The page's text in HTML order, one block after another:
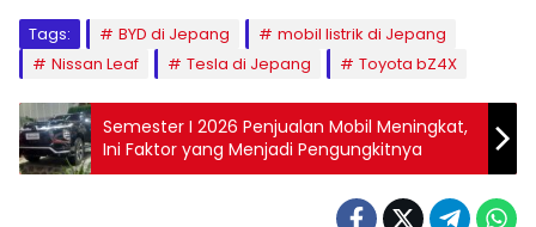
Tags: BYD di Jepang
mobil listrik di Jepang
Nissan Leaf
Tesla di Jepang Toyota bZ4X
Semester I 2026 Penjualan Mobil Meningkat,
Ini Faktor yang Menjadi Pengungkitnya